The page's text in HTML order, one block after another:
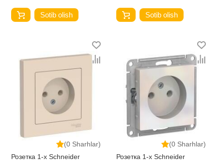
Sotib olish Sotib olish
(0 Sharhlar)
Розетка 1-х Schneider
(0 Sharhlar)
Розетка 1-х Schneider